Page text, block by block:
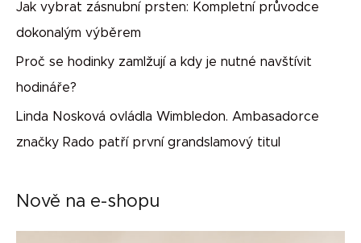
Jak vybrat zásnubní prsten: Kompletní průvodce
dokonalým výběrem
Proč se hodinky zamlžují a kdy je nutné navštívit
hodináře?
Linda Nosková ovládla Wimbledon. Ambasadorce
značky Rado patří první grandslamový titul
Nově na e-shopu